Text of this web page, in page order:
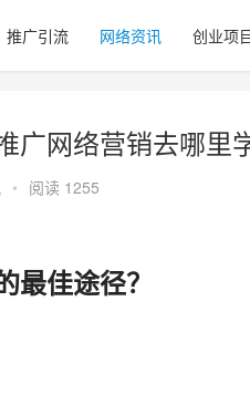
推广引流 网络资讯 创业项
网络营销去哪里
• 阅读 1255
最佳途径？